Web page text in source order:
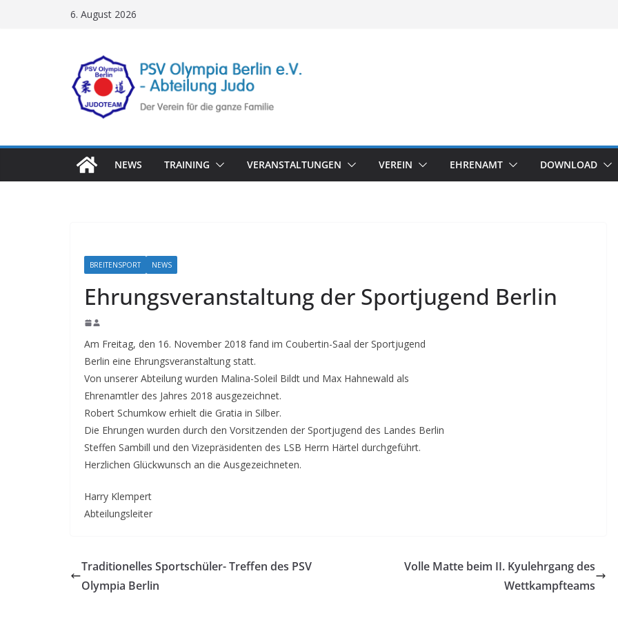
6. August 2026
NEWS TRAINING VERANSTALTUNGEN VEREIN EHRENAMT DOWNLOAD
BREITENSPORT NEWS
Ehrungsveranstaltung der Sportjugend Berlin
Am Freitag, den 16. November 2018 fand im Coubertin-Saal der Sportjugend
Berlin eine Ehrungsveranstaltung statt.
Von unserer Abteilung wurden Malina-Soleil Bildt und Max Hahnewald als
Ehrenamtler des Jahres 2018 ausgezeichnet.
Robert Schumkow erhielt die Gratia in Silber.
Die Ehrungen wurden durch den Vorsitzenden der Sportjugend des Landes Berlin
Steffen Sambill und den Vizepräsidenten des LSB Herrn Härtel durchgeführt.
Herzlichen Glückwunsch an die Ausgezeichneten.
Harry Klempert
Abteilungsleiter
Traditionelles Sportschüler- Treffen des PSV
Olympia Berlin
Volle Matte beim II. Kyulehrgang des
Wettkampfteams